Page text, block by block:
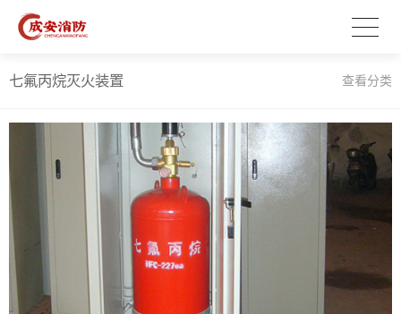
七氟丙烷灭火装置 查看分类